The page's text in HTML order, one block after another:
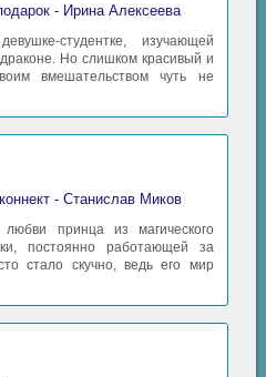
- Ирина Алексеева
студентке, изучающей
Но слишком красивый и
вмешательством чуть не
- Станислав Миков
принца из магического
постоянно работающей за
стало скучно, ведь его мир